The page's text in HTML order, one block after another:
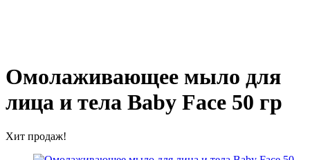
Омолаживающее мыло для
лица и тела Baby Face 50 гр
Хит продаж!